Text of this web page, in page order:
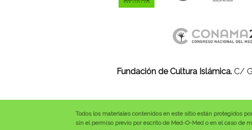
Fundación de Cultura Islámica.C/
Todos los materiales contenidos en este sitio están protegidos
sin el permiso previo por escrito de Med-O-Med o en el caso de